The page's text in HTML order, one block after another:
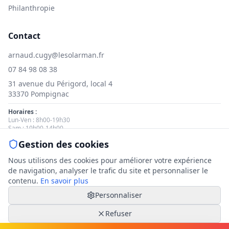
Philanthropie
Contact
arnaud.cugy@lesolarman.fr
07 84 98 08 38
31 avenue du Périgord, local 4
33370 Pompignac
Horaires :
Lun-Ven : 8h00-19h30
Sam : 10h00-14h00
Nous contacter
© 2025 Le Solarman. Tous droits réservés.
Politique de cookies
Politique de confidentialité
Gestion des cookies
Nous utilisons des cookies pour améliorer votre expérience
de navigation, analyser le trafic du site et personnaliser le
contenu. En savoir plus
Personnaliser
Refuser